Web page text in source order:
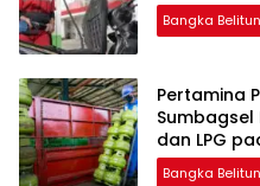
Bangka
Pertamina
Sumbagsel
dan LPG
Menjelang
Bangka